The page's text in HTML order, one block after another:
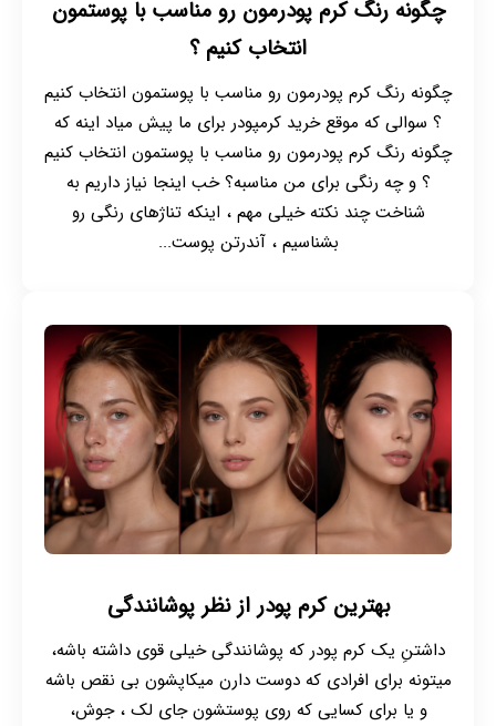
چگونه رنگ کرم پودرمون رو مناسب با پوستمون
انتخاب کنیم ؟
چگونه رنگ کرم پودرمون رو مناسب با پوستمون انتخاب کنیم
؟ سوالی که موقع خرید کرمپودر برای ما پیش میاد اینه که
چگونه رنگ کرم پودرمون رو مناسب با پوستمون انتخاب کنیم
؟ و چه رنگی برای من مناسبه؟ خب اینجا نیاز داریم به
شناخت چند نکته خیلی مهم ، اینکه تناژهای رنگی رو
بشناسیم ، آندرتن پوست...
بهترین کرم پودر از نظر پوشانندگی
داشتنِ یک کرم پودر که پوشانندگی خیلی قوی داشته باشه،
میتونه برای افرادی که دوست دارن میکاپشون بی نقص باشه
و یا برای کسایی که روی پوستشون جای لک ، جوش،